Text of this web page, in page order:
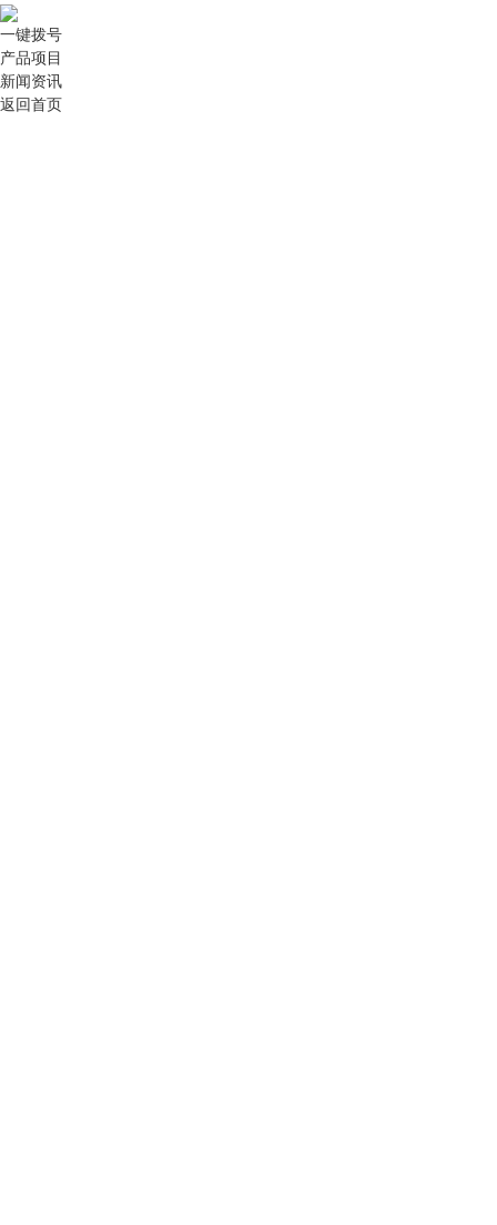
一键拨号
产品项目
新闻资讯
返回首页